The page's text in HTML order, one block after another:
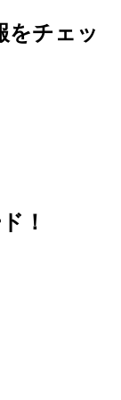
をチェッ
！